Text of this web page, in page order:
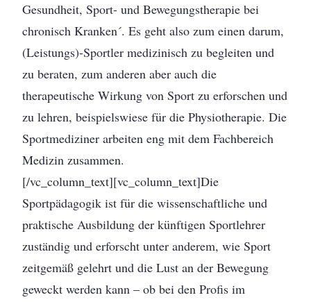
Gesundheit, Sport- und Bewegungstherapie bei
chronisch Kranken´. Es geht also zum einen darum,
(Leistungs)-Sportler medizinisch zu begleiten und
zu beraten, zum anderen aber auch die
therapeutische Wirkung von Sport zu erforschen und
zu lehren, beispielswiese für die Physiotherapie. Die
Sportmediziner arbeiten eng mit dem Fachbereich
Medizin zusammen.
[/vc_column_text][vc_column_text]Die
Sportpädagogik ist für die wissenschaftliche und
praktische Ausbildung der künftigen Sportlehrer
zuständig und erforscht unter anderem, wie Sport
zeitgemäß gelehrt und die Lust an der Bewegung
geweckt werden kann – ob bei den Profis im